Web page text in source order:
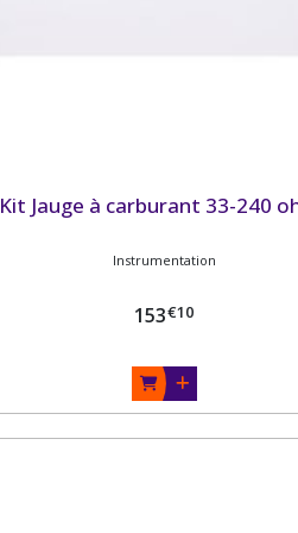
Kit Jauge à carburant 33-240
Instrumentation
153€10